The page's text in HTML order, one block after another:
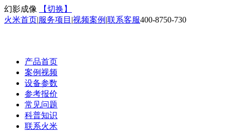
幻影成像
【切换】
火米首页|服务项目 |视频案例 |联系客服400-8750-730
产品首页
案例视频
设备参数
参考报价
常见问题
科普知识
联系火米